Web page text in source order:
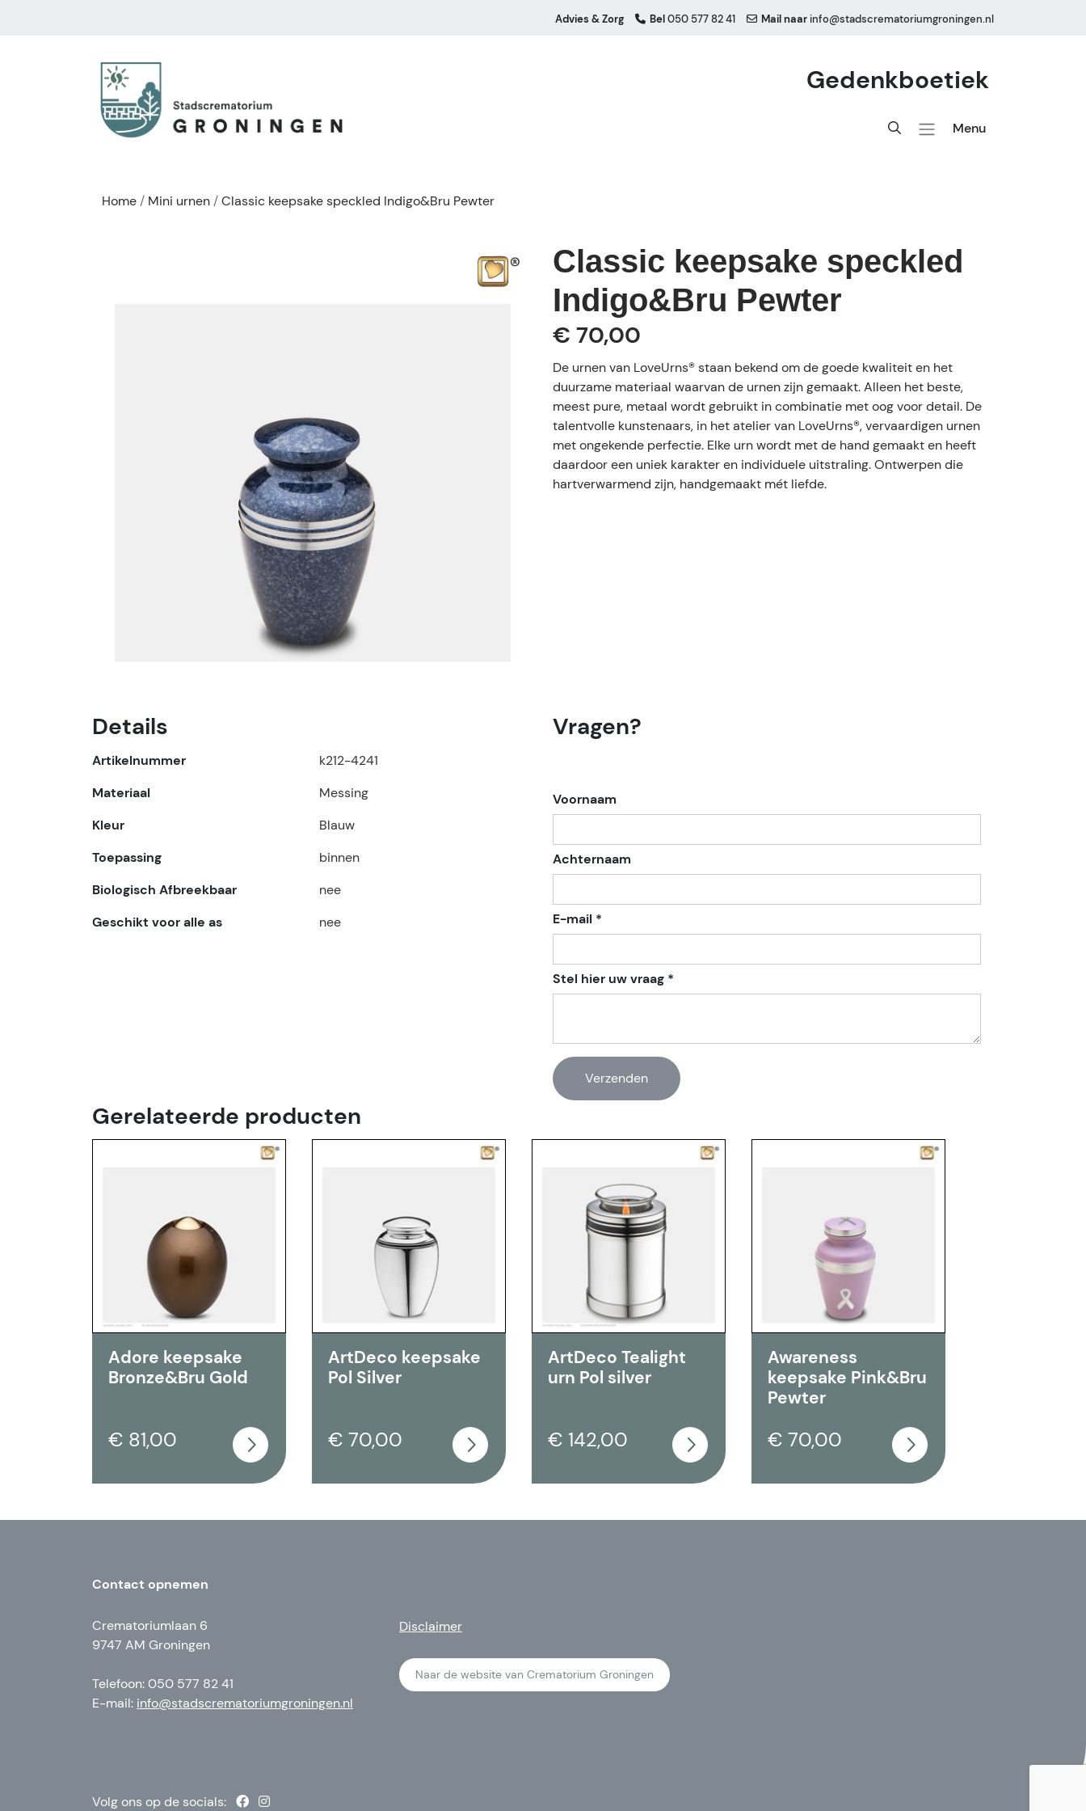
Advies & Zorg Bel050 577 82 41 Mail naar info@stadscrematoriumgroningen.nl
Gedenkboetiek
Menu
Home Mini urnen Classic keepsake speckled Indigo&Bru Pewter
Classic keepsake speckled
Indigo&Bru Pewter
€ 70,00
De urnen van LoveUrns® staan bekend om de goede kwaliteit en het
duurzame materiaal waarvan de urnen zijn gemaakt. Alleen het beste,
meest pure, metaal wordt gebruikt in combinatie met oog voor detail. De
talentvolle kunstenaars, in het atelier van LoveUrns®, vervaardigen urnen
met ongekende perfectie. Elke urn wordt met de hand gemaakt en heeft
daardoor een uniek karakter en individuele uitstraling. Ontwerpen die
hartverwarmend zijn, handgemaakt mét liefde.
Details
Artikelnummer
k212-4241
Materiaal
Messing
Kleur
Blauw
Toepassing
binnen
Biologisch Afbreekbaar
nee
Geschikt voor alle as
nee
Vragen?
Voornaam
Achternaam
E-mail *
Stel hier uw vraag *
Gerelateerde producten
Adore keepsake
Bronze&Bru Gold
€ 81,00
ArtDeco keepsake
Pol Silver
€ 70,00
ArtDeco Tealight
urn Pol silver
€ 142,00
Awareness
keepsake Pink&Bru
Pewter
€ 70,00
Contact opnemen
Crematoriumlaan 6
9747 AM Groningen
Telefoon: 050 577 82 41
E-mail: info@stadscrematoriumgroningen.nl
Volg ons op de socials:
Disclaimer
Naar de website van Crematorium Groningen